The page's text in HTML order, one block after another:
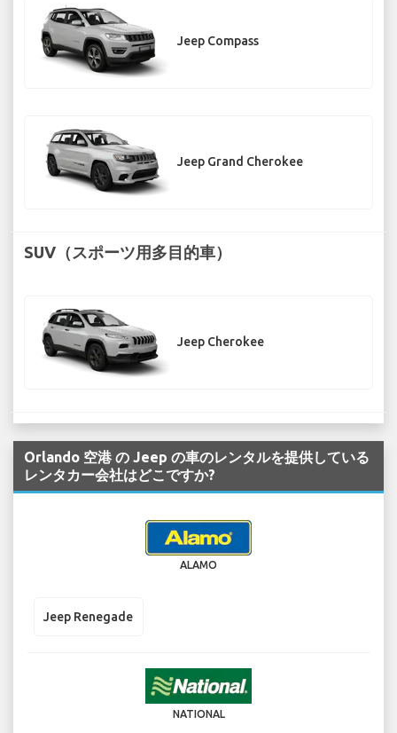
Jeep Compass
Jeep Grand Cherokee
SUV（スポーツ用多目的車）
Jeep Cherokee
Orlando 空港 の Jeep の車のレンタルを提供している
レンタカー会社はどこですか?
ALAMO
Jeep Renegade
NATIONAL